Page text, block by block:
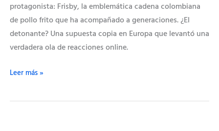
protagonista: Frisby, la emblemática cadena colombiana
de pollo frito que ha acompañado a generaciones. ¿El
detonante? Una supuesta copia en Europa que levantó una
verdadera ola de reacciones online.
Leer más »